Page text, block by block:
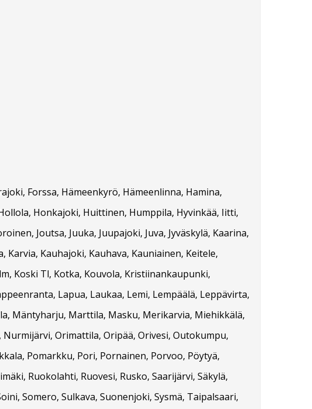
Forssa, Hämeenkyrö, Hämeenlinna, Hamina,
Honkajoki, Huittinen, Humppila, Hyvinkää, Iitti,
Joutsa, Juuka, Juupajoki, Juva, Jyväskylä, Kaarina,
Kauhajoki, Kauhava, Kauniainen, Keitele,
Koski Tl, Kotka, Kouvola, Kristiinankaupunki,
Lapua, Laukaa, Lemi, Lempäälä, Leppävirta,
Mäntyharju, Marttila, Masku, Merikarvia, Miehikkälä,
Orimattila, Oripää, Orivesi, Outokumpu,
Pomarkku, Pori, Pornainen, Porvoo, Pöytyä,
Ruokolahti, Ruovesi, Rusko, Saarijärvi, Säkylä,
Somero, Sulkava, Suonenjoki, Sysmä, Taipalsaari,